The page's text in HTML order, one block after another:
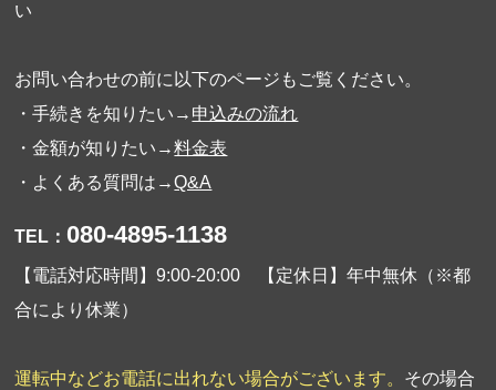
い
お問い合わせの前に以下のページもご覧ください。
・手続きを知りたい→ 申込みの流れ
・金額が知りたい→料金表
・よくある質問は→Q&A
TEL： 080-4895-1138
【電話対応時間】9:00-20:00 【定休日】年中無休（※都
合により休業）
運転中などお電話に出れない場合がございます。 その場合